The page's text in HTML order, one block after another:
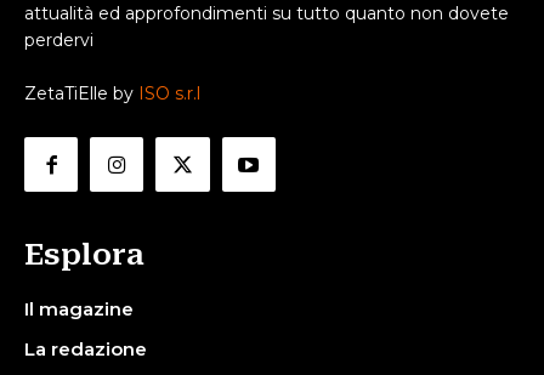
attualità ed approfondimenti su tutto quanto non dovete
perdervi
ZetaTiElle by ISO s.r.l
Esplora
Il magazine
La redazione